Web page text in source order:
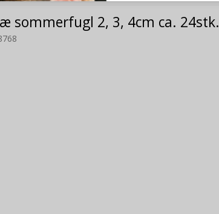
sommerfugl 2, 3, 4cm ca. 24stk.